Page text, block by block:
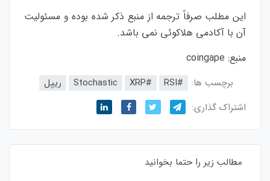
این مطلب صرفاً ترجمه از منبع ذکر شده بوده و مسئولیت
آن با آکادمی هلاکوئی نمی باشد.
منبع: coingape
برچسب ها: #RSI
#XRP
Stochastic
ریپل
اشتراک گذاری:
مطالب زیر را حتما بخوانید